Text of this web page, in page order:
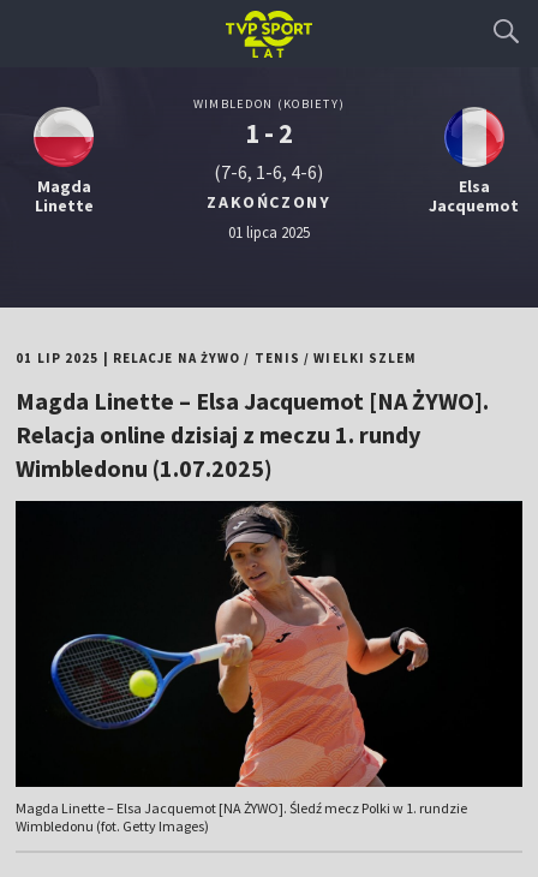
Magda
Linette
WIMBLEDON (KOBIETY)
1 - 2
(7-6, 1-6, 4-6)
ZAKOŃCZONY
01 lipca 2025
Elsa
Jacquemot
01 LIP 2025 RELACJE NA ŻYWO / TENIS /WIELKI SZLEM
Magda Linette – Elsa Jacquemot [NA ŻYWO].
Relacja online dzisiaj z meczu 1. rundy
Wimbledonu (1.07.2025)
Magda Linette – Elsa Jacquemot [NA ŻYWO]. Śledź mecz Polki w 1. rundzie
Wimbledonu (fot. Getty Images)